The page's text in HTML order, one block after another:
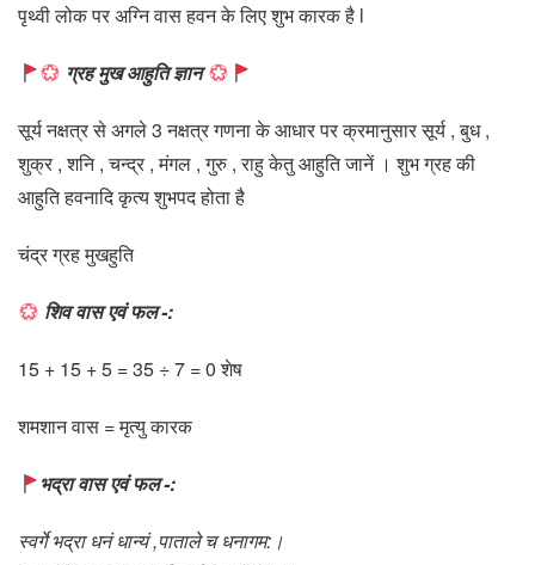
पृथ्वी लोक पर अग्नि वास हवन के लिए शुभ कारक है l
ग्रह मुख आहुति ज्ञान
सूर्य नक्षत्र से अगले 3 नक्षत्र गणना के आधार पर क्रमानुसार सूर्य , बुध ,
शुक्र , शनि , चन्द्र , मंगल , गुरु , राहु केतु आहुति जानें । शुभ ग्रह की
आहुति हवनादि कृत्य शुभपद होता है
चंद्र ग्रह मुखहुति
शिव वास एवं फल -:
15 + 15 + 5 = 35 ÷ 7 = 0 शेष
शमशान वास = मृत्यु कारक
भद्रा वास एवं फल -:
स्वर्गे भद्रा धनं धान्यं ,पाताले च धनागम:।